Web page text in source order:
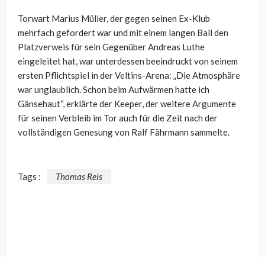
Torwart Marius Müller, der gegen seinen Ex-Klub
mehrfach gefordert war und mit einem langen Ball den
Platzverweis für sein Gegenüber Andreas Luthe
eingeleitet hat, war unterdessen beeindruckt von seinem
ersten Pflichtspiel in der Veltins-Arena: „Die Atmosphäre
war unglaublich. Schon beim Aufwärmen hatte ich
Gänsehaut“, erklärte der Keeper, der weitere Argumente
für seinen Verbleib im Tor auch für die Zeit nach der
vollständigen Genesung von Ralf Fährmann sammelte.
Tags : Thomas Reis